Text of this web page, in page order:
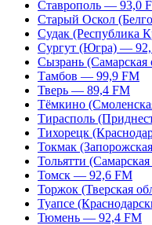
Ставрополь — 93,0
Старый Оскол
Судак (Республика
Сургут (Югра) —
Сызрань
Тамбов — 99,9 FM
Тверь — 89,4 FM
Тёмкино
Тирасполь
Тихорецк
Токмак
Тольятти
Томск — 92,6 FM
Торжок (Тверская
Туапсе
Тюмень — 92,4 FM